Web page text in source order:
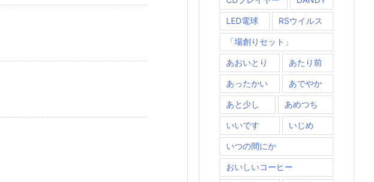
LED電球 RSウイルス
「場創りセット」
あおいとり あたり前
あったかい あでやか
あと少し あめつち
いいです いじめ
いつの間にか
おいしいコーヒー